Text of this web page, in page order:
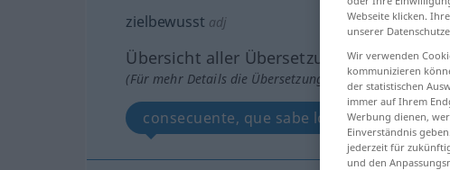
zielbewusst adj
Übersicht aller Übersetzungen
(Für mehr Details die Übersetzung anklicken/antippen)
consecuente, que sabe lo que quiere
Webseite klicken.
unserer
Wir verwenden
kommunizieren
der statistischen
immer auf Ihrem
Werbung dienen,
Einverständnis
jederzeit für
und den